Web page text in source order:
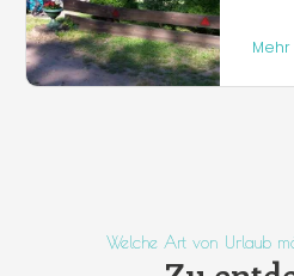
Welche Art von Urlaub